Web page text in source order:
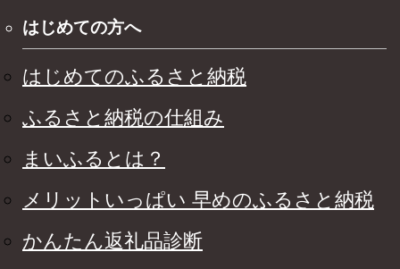
はじめての方へ
はじめてのふるさと納税
ふるさと納税の仕組み
まいふるとは？
メリットいっぱい 早めのふるさと納税
かんたん返礼品診断